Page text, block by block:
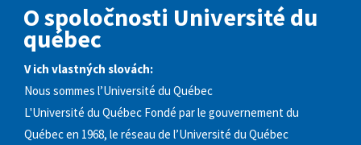
O spoločnosti Université du
québec
V ich vlastných slovách:
Nous sommes l’Université du Québec
L'Université du Québec Fondé par le gouvernement du
Québec en 1968, le réseau de l’Université du Québec